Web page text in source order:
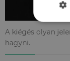
A kiégés olyan
hagyni.